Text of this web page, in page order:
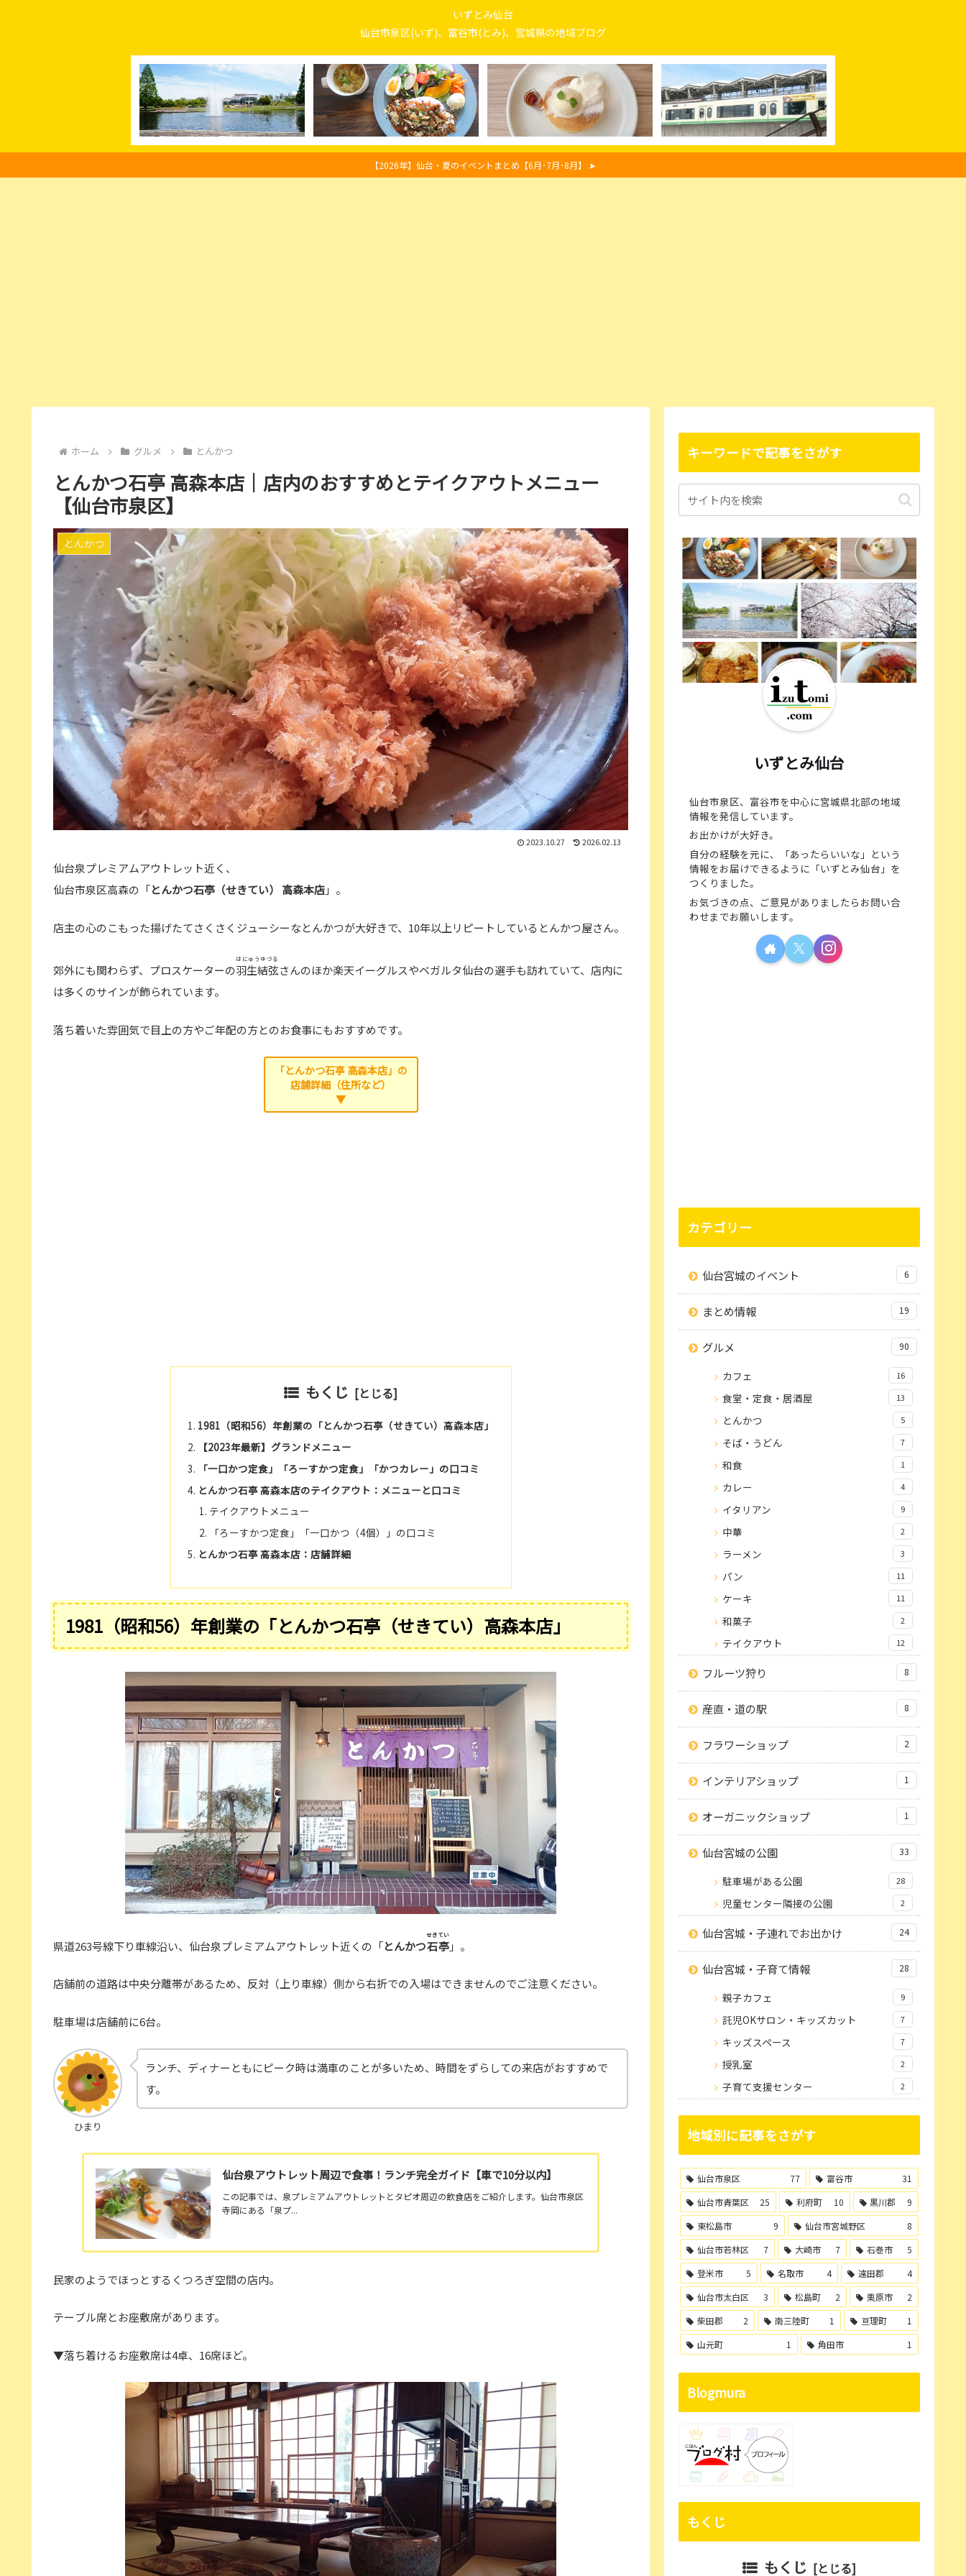
いずとみ仙台
仙台市泉区(いず)、富谷市(とみ)、宮城県の地域ブログ
【2026年】仙台・夏のイベントまとめ【6月･7月･8月】 ➤
ホーム グルメ とんかつ
とんかつ石亭 高森本店｜店内のおすすめとテイクアウトメニュー
【仙台市泉区】
とんかつ
2023.10.27 2026.02.13
仙台泉プレミアムアウトレット近く、
仙台市泉区高森の「とんかつ石亭（せきてい） 高森本店」。
店主の心のこもった揚げたてさくさくジューシーなとんかつが大好きで、10年以上リピートしているとんかつ屋さん。
郊外にも関わらず、プロスケーターの羽生結弦
はにゅうゆづる
さんのほか楽天イーグルスやベガルタ仙台の選手も訪れていて、店内に
は多くのサインが飾られています。
落ち着いた雰囲気で目上の方やご年配の方とのお食事にもおすすめです。
「とんかつ石亭 高森本店」の
店舗詳細（住所など）
▼
もくじ
1981（昭和56）年創業の「とんかつ石亭（せきてい）高森本店」
【2023年最新】グランドメニュー
「一口かつ定食」「ろーすかつ定食」「かつカレー」の口コミ
とんかつ石亭 高森本店のテイクアウト：メニューと口コミ
テイクアウトメニュー
「ろーすかつ定食」「一口かつ（4個）」の口コミ
とんかつ石亭 高森本店：店舗詳細
1981（昭和56）年創業の「とんかつ石亭（せきてい）高森本店」
県道263号線下り車線沿い、仙台泉プレミアムアウトレット近くの「とんかつ石亭
せきてい
」。
店舗前の道路は中央分離帯があるため、反対（上り車線）側から右折での入場はできませんのでご注意ください。
駐車場は店舗前に6台。
ひまり
ランチ、ディナーともにピーク時は満車のことが多いため、時間をずらしての来店がおすすめで
す。
仙台泉アウトレット周辺で食事！ランチ完全ガイド【車で10分以内】
この記事では、泉プレミアムアウトレットとタピオ周辺の飲食店をご紹介します。仙台市泉区
寺岡にある「泉プ...
民家のようでほっとするくつろぎ空間の店内。
テーブル席とお座敷席があります。
▼落ち着けるお座敷席は4卓、16席ほど。
キーワードで記事をさがす
いずとみ仙台
仙台市泉区、富谷市を中心に宮城県北部の地域
情報を発信しています。
お出かけが大好き。
自分の経験を元に、「あったらいいな」という
情報をお届けできるように「いずとみ仙台」を
つくりました。
お気づきの点、ご意見がありましたらお問い合
わせまでお願いします。
カテゴリー
仙台宮城のイベント 6
まとめ情報 19
グルメ 90
カフェ 16
食堂・定食・居酒屋 13
とんかつ 5
そば・うどん 7
和食 1
カレー 4
イタリアン 9
中華 2
ラーメン 3
パン 11
ケーキ 11
和菓子 2
テイクアウト 12
フルーツ狩り 8
産直・道の駅 8
フラワーショップ 2
インテリアショップ 1
オーガニックショップ 1
仙台宮城の公園 33
駐車場がある公園 28
児童センター隣接の公園 2
仙台宮城・子連れでお出かけ 24
仙台宮城・子育て情報 28
親子カフェ 9
託児OKサロン・キッズカット 7
キッズスペース 7
授乳室 2
子育て支援センター 2
地域別に記事をさがす
仙台市泉区 77 富谷市
31
仙台市青葉区
25 利府町 10 黒川郡
9
東松島市
9 仙台市宮城野区
8
仙台市若林区
7 大崎市 7 石巻市
5
登米市
5 名取市 4 遠田郡
4
仙台市太白区
3 松島町 2 栗原市
2
柴田郡
2 南三陸町 1 亘理町
1
山元町
1 角田市 1
Blogmura
もくじ
もくじ